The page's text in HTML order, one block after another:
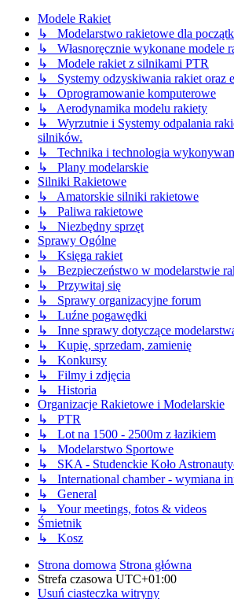
Modele Rakiet
↳ Modelarstwo rakietowe dla
↳ Własnoręcznie wykonane modele
↳ Modele rakiet z silnikami PTR
↳ Systemy odzyskiwania rakiet oraz
↳ Oprogramowanie komputerowe
↳ Aerodynamika modelu rakiety
↳ Wyrzutnie i Systemy odpalania
silników.
↳ Technika i technologia
↳ Plany modelarskie
Silniki Rakietowe
↳ Amatorskie silniki rakietowe
↳ Paliwa rakietowe
↳ Niezbędny sprzęt
Sprawy Ogólne
↳ Księga rakiet
↳ Bezpieczeństwo w modelarstwie
↳ Przywitaj się
↳ Sprawy organizacyjne forum
↳ Luźne pogawędki
↳ Inne sprawy dotyczące
↳ Kupię, sprzedam, zamienię
↳ Konkursy
↳ Filmy i zdjęcia
↳ Historia
Organizacje Rakietowe i Modelarskie
↳ PTR
↳ Lot na 1500 - 2500m z łazikiem
↳ Modelarstwo Sportowe
↳ SKA - Studenckie Koło
↳ International chamber - wymiana
↳ General
↳ Your meetings, fotos & videos
Śmietnik
↳ Kosz
Strona domowa Strona główna
Strefa czasowa UTC+01:00
Usuń ciasteczka witryny